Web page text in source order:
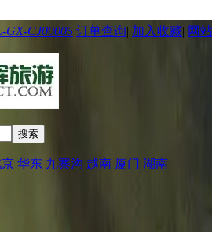
GX-CJ00005 订单查询| 加入收藏| 网
华东 九寨沟 越南 厦门 湖南